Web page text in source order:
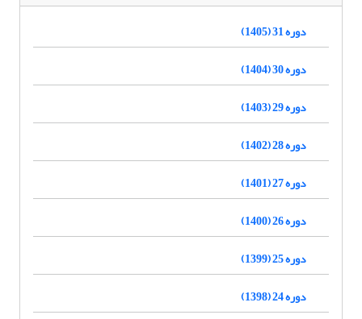
دوره 31 (1405)
دوره 30 (1404)
دوره 29 (1403)
دوره 28 (1402)
دوره 27 (1401)
دوره 26 (1400)
دوره 25 (1399)
دوره 24 (1398)